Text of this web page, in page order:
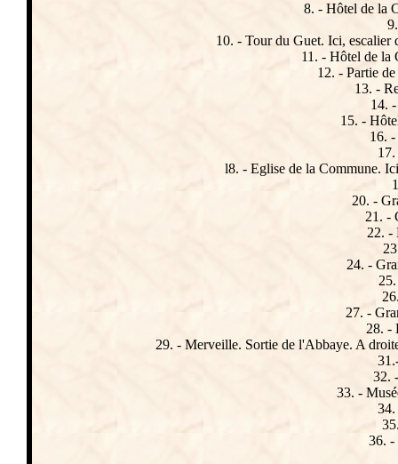
8. - Hôtel de la
10. - Tour du Guet. Ici, escalier
11. - Hôtel de la
12. - Partie
13. -
14.
15. -
16.
l8. - Eglise de la Commune.
20. -
21. -
22. -
24. -
27. -
28. -
29. - Merveille. Sortie de l'Abbaye. A
32.
33. -
34.
36. -